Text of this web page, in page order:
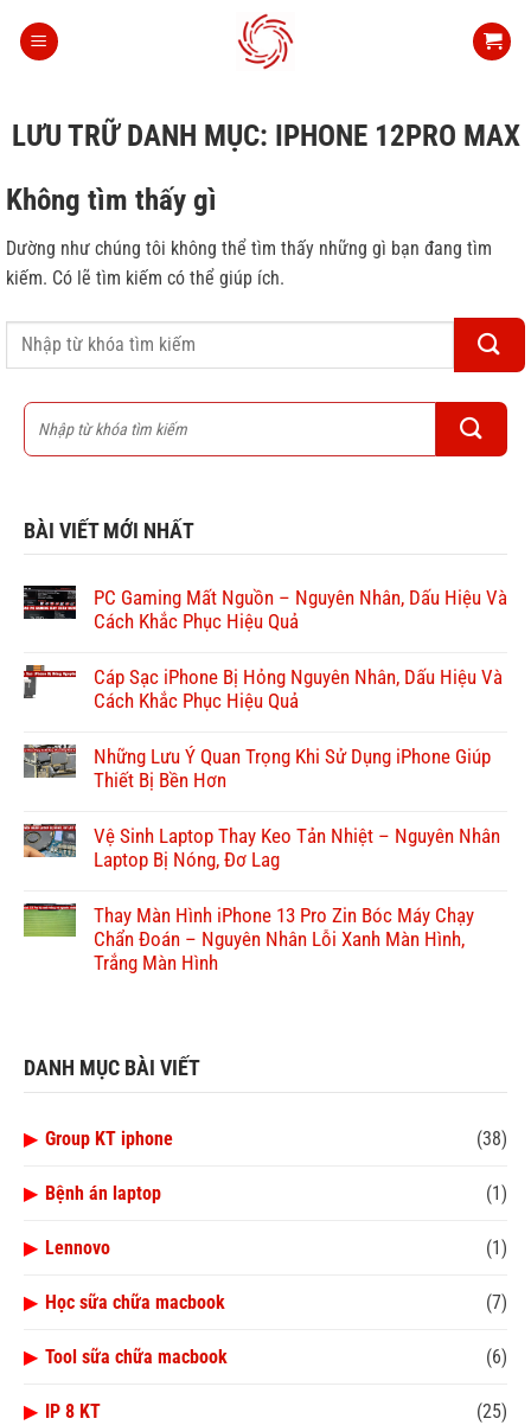
qua
LƯU TRỮ DANH MỤC: IPHONE 12PRO MAX
Không tìm thấy gì
Dường như chúng tôi không thể tìm thấy những gì bạn đang tìm
kiếm. Có lẽ tìm kiếm có thể giúp ích.
BÀI VIẾT MỚI NHẤT
PC Gaming Mất Nguồn – Nguyên Nhân, Dấu Hiệu Và
Cách Khắc Phục Hiệu Quả
Cáp Sạc iPhone Bị Hỏng Nguyên Nhân, Dấu Hiệu Và
Cách Khắc Phục Hiệu Quả
Những Lưu Ý Quan Trọng Khi Sử Dụng iPhone Giúp
Thiết Bị Bền Hơn
Vệ Sinh Laptop Thay Keo Tản Nhiệt – Nguyên Nhân
Laptop Bị Nóng, Đơ Lag
Thay Màn Hình iPhone 13 Pro Zin Bóc Máy Chạy
Chẩn Đoán – Nguyên Nhân Lỗi Xanh Màn Hình,
Trắng Màn Hình
DANH MỤC BÀI VIẾT
▶ Group KT iphone (38)
▶ Bệnh án laptop (1)
▶ Lennovo (1)
▶ Học sữa chữa macbook (7)
▶ Tool sữa chữa macbook (6)
▶ IP 8 KT (25)